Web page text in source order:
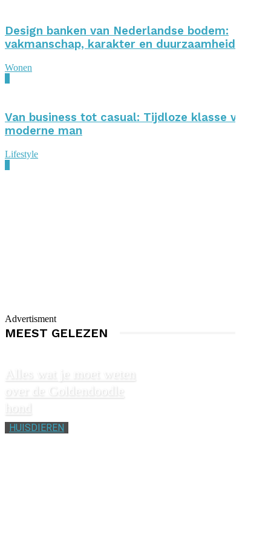
Design banken van Nederlandse bodem:
vakmanschap, karakter en duurzaamheid
Wonen
Van business tot casual: Tijdloze klasse voor
moderne man
Lifestyle
Advertisment
MEEST GELEZEN
Alles wat je moet weten
over de Goldendoodle
hond
HUISDIEREN